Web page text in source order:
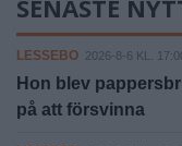
SENASTE
LESSEBO 2026-8-6 KL.
Hon blev
på att försvinna